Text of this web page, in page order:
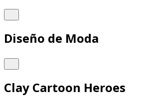
Diseño de Moda
Clay Cartoon Heroes